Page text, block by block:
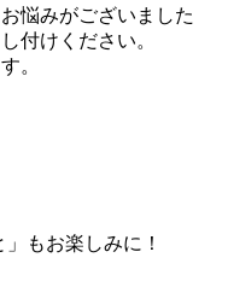
悩みがございました
付けください。
。
もお楽しみに！